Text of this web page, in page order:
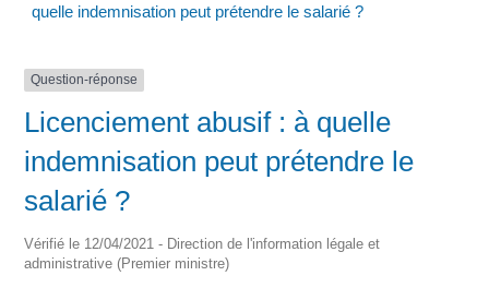
quelle indemnisation peut prétendre le salarié ?
Question-réponse
Licenciement abusif : à quelle
indemnisation peut prétendre le
salarié ?
Vérifié le 12/04/2021 - Direction de l'information légale et
administrative (Premier ministre)